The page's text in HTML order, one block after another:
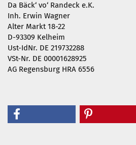
Da Bäck‘ vo‘ Randeck e.K.
Inh. Erwin Wagner
Alter Markt 18-22
D-93309 Kelheim
Ust-IdNr. DE 219732288
VSt-Nr. DE 00001628925
AG Regensburg HRA 6556